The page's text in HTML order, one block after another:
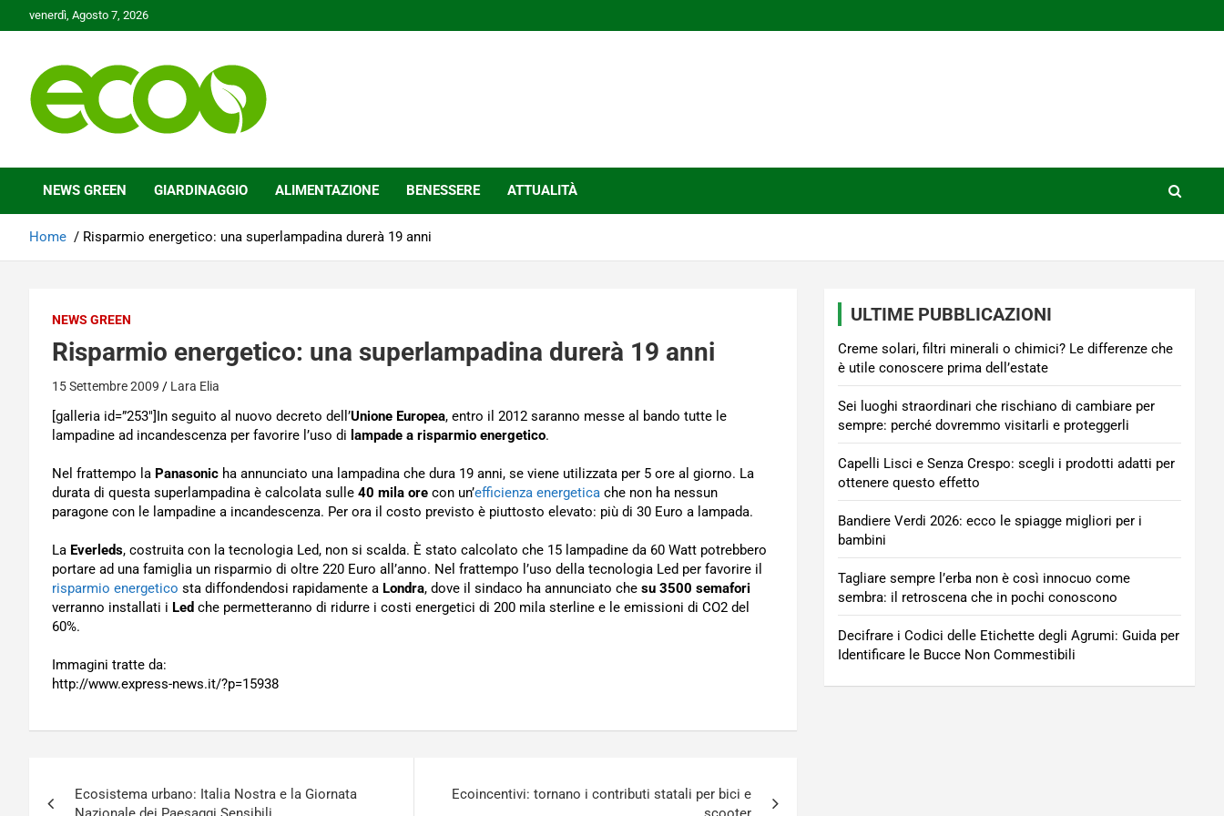
to
venerdì, Agosto 7, 2026
Ecoo.it
NEWS GREEN GIARDINAGGIO ALIMENTAZIONE BENESSERE ATTUALITÀ
Home Risparmio energetico: una superlampadina durerà 19 anni
NEWS GREEN
Risparmio energetico: una superlampadina durerà 19 anni
15 Settembre 2009 Lara Elia
[galleria id=”253″]In seguito al nuovo decreto dell’Unione Europea, entro il 2012 saranno messe al bando tutte le
lampadine ad incandescenza per favorire l’uso di lampade a risparmio energetico.
Nel frattempo la Panasonic ha annunciato una lampadina che dura 19 anni, se viene utilizzata per 5 ore al giorno. La
durata di questa superlampadina è calcolata sulle 40 mila ore con un’efficienza energetica che non ha nessun
paragone con le lampadine a incandescenza. Per ora il costo previsto è piuttosto elevato: più di 30 Euro a lampada.
La Everleds, costruita con la tecnologia Led, non si scalda. È stato calcolato che 15 lampadine da 60 Watt potrebbero
portare ad una famiglia un risparmio di oltre 220 Euro all’anno. Nel frattempo l’uso della tecnologia Led per favorire il
risparmio energetico sta diffondendosi rapidamente a Londra, dove il sindaco ha annunciato che su 3500 semafori
verranno installati i Led che permetteranno di ridurre i costi energetici di 200 mila sterline e le emissioni di CO2 del
60%.
Immagini tratte da:
http://www.express-news.it/?p=15938
Ecosistema urbano: Italia Nostra e la Giornata
Ecoincentivi: tornano i contributi statali per bici e
ULTIME PUBBLICAZIONI
Creme solari, filtri minerali o chimici? Le differenze che
è utile conoscere prima dell’estate
Sei luoghi straordinari che rischiano di cambiare per
sempre: perché dovremmo visitarli e proteggerli
Capelli Lisci e Senza Crespo: scegli i prodotti adatti per
ottenere questo effetto
Bandiere Verdi 2026: ecco le spiagge migliori per i
bambini
Tagliare sempre l’erba non è così innocuo come
sembra: il retroscena che in pochi conoscono
Decifrare i Codici delle Etichette degli Agrumi: Guida per
Identificare le Bucce Non Commestibili